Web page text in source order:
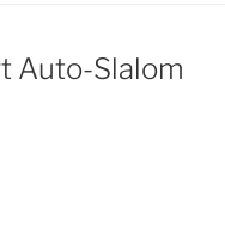
Auto-Slalom